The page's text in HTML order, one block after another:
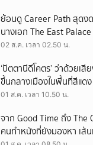
ย้อนดู Career Path สุดงด
นางเอก The East
เรื่องไหนก็ปัง
02 ส.ค. เวลา 02.50 น.
‘ปัตตานีดีโคตร’ ว่าด้วยเ
ขึ้นกลางเมืองในพื้นที่สีแดง
01 ส.ค. เวลา 10.50 น.
จาก Good Time ถึง The
คนทำหนังที่ยังมองหา เส้น